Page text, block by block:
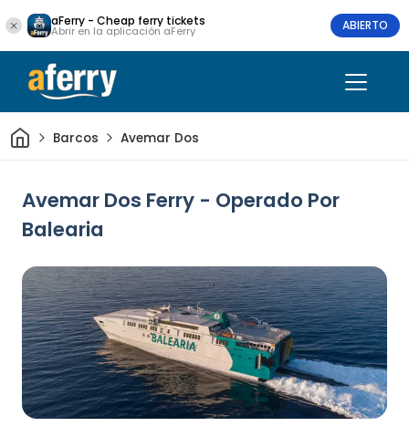
aFerry - Cheap ferry tickets
Abrir en la aplicación aFerry ABIERTO
InicioBarcos Avemar Dos
Avemar Dos Ferry - Operado Por
Balearia